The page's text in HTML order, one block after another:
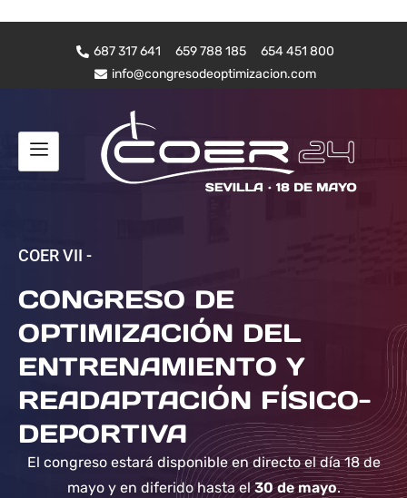
687 317 641 659 788 185
654 451 800
info@congresodeoptimizacion.com
COER VII -
CONGRESO DE
OPTIMIZACIÓN DEL
ENTRENAMIENTO Y
READAPTACIÓN FÍSICO-
DEPORTIVA
El congreso estará disponible en directo el día 18 de
mayo y en diferido hasta el30 de mayo.